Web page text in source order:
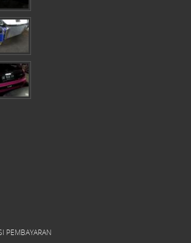
PEMBAYARAN